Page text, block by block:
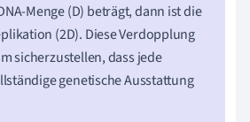
Menge (D) beträgt, dann ist die
(2D). Diese Verdopplung
sicherzustellen, dass jede
genetische Ausstattung